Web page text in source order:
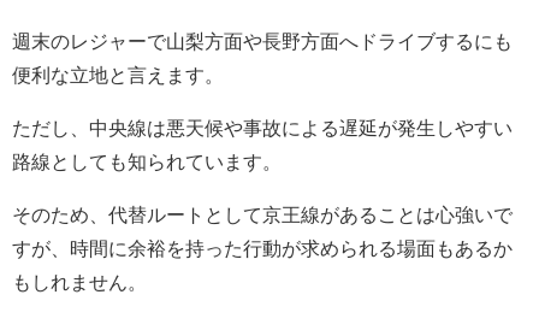
週末のレジャーで山梨方面や長野方面へドライブするにも
便利な立地と言えます。
ただし、中央線は悪天候や事故による遅延が発生しやすい
路線としても知られています。
そのため、代替ルートとして京王線があることは心強いで
すが、時間に余裕を持った行動が求められる場面もあるか
もしれません。